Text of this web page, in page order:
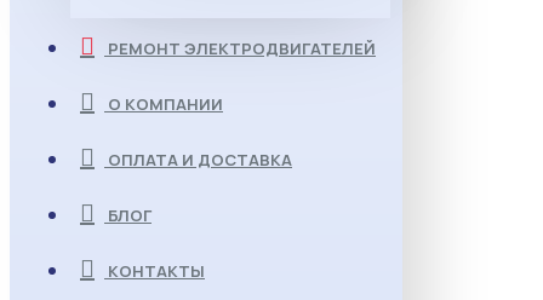
РЕМОНТ ЭЛЕКТРОДВИГАТЕЛЕЙ
О КОМПАНИИ
ОПЛАТА И ДОСТАВКА
БЛОГ
КОНТАКТЫ